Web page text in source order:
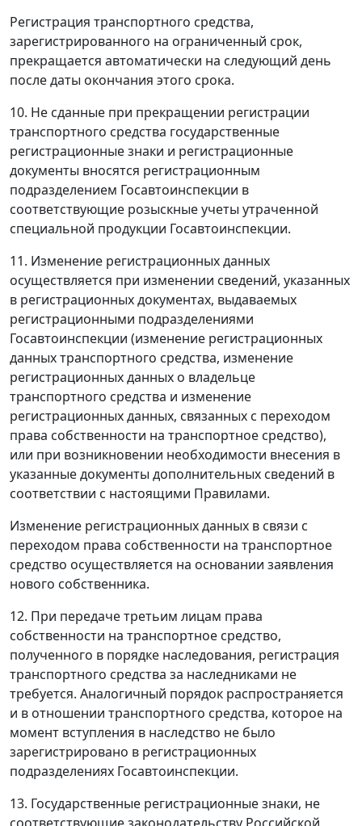
Регистрация транспортного средства,
зарегистрированного на ограниченный срок,
прекращается автоматически на следующий день
после даты окончания этого срока.
10. Не сданные при прекращении регистрации
транспортного средства государственные
регистрационные знаки и регистрационные
документы вносятся регистрационным
подразделением Госавтоинспекции в
соответствующие розыскные учеты утраченной
специальной продукции Госавтоинспекции.
11. Изменение регистрационных данных
осуществляется при изменении сведений, указанных
в регистрационных документах, выдаваемых
регистрационными подразделениями
Госавтоинспекции (изменение регистрационных
данных транспортного средства, изменение
регистрационных данных о владельце
транспортного средства и изменение
регистрационных данных, связанных с переходом
права собственности на транспортное средство),
или при возникновении необходимости внесения в
указанные документы дополнительных сведений в
соответствии с настоящими Правилами.
Изменение регистрационных данных в связи с
переходом права собственности на транспортное
средство осуществляется на основании заявления
нового собственника.
12. При передаче третьим лицам права
собственности на транспортное средство,
полученного в порядке наследования, регистрация
транспортного средства за наследниками не
требуется. Аналогичный порядок распространяется
и в отношении транспортного средства, которое на
момент вступления в наследство не было
зарегистрировано в регистрационных
подразделениях Госавтоинспекции.
13. Государственные регистрационные знаки, не